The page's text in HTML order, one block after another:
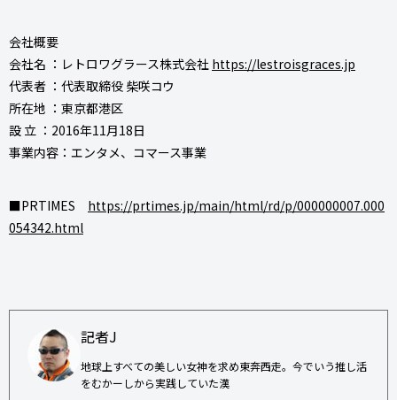
会社概要
会社名 ：レトロワグラース株式会社 https://lestroisgraces.jp
代表者 ：代表取締役 柴咲コウ
所在地 ：東京都港区
設 立 ：2016年11月18日
事業内容：エンタメ、コマース事業
■PRTIMES https://prtimes.jp/main/html/rd/p/000000007.000
054342.html
記者J
地球上すべての美しい女神を求め東奔西走。今でいう推し活
をむかーしから実践していた漢